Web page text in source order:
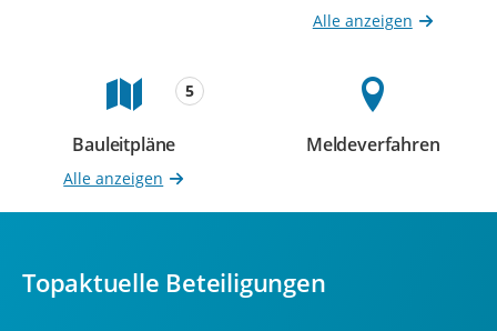
Beteiligungen
Alle anzeigen
Bauleitpläne
5
Beteiligungen
Alle anzeigen
Meldeverfahren
Topaktuelle Beteiligungen